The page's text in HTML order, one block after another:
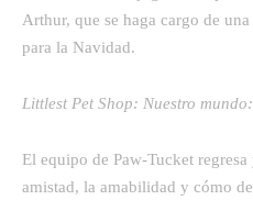
Arthur, que se haga cargo de
para la Navidad.
Littlest Pet Shop: Nuestro
El equipo de Paw-Tucket
amistad, la amabilidad y cómo